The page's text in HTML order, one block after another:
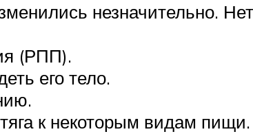
незначительно.
(РПП).
его тело.
к некоторым видам пищи.